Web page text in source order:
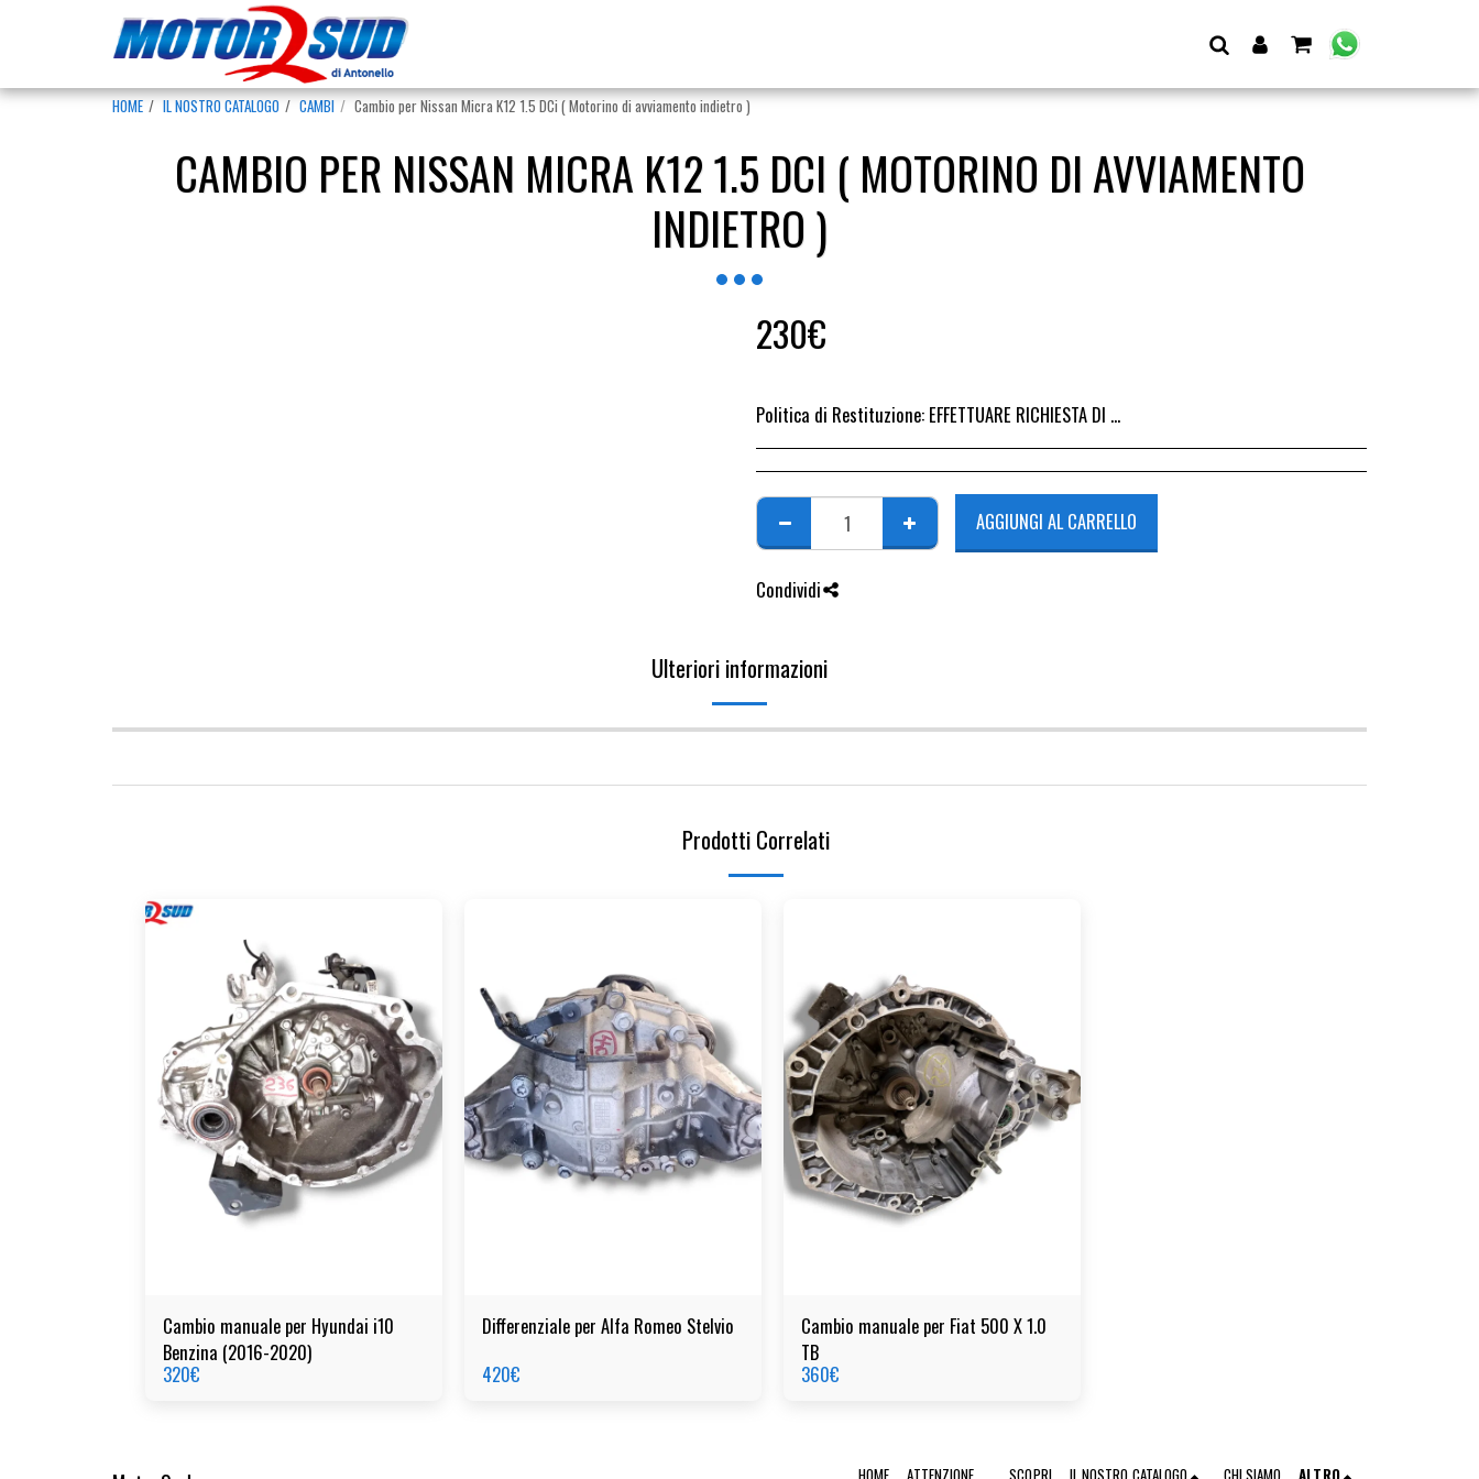
HOME IL NOSTRO CATALOGO CAMBI Cambio per Nissan Micra K12 1.5 DCi ( Motorino di avviamento indietro )
CAMBIO PER NISSAN MICRA K12 1.5 DCI ( MOTORINO DI AVVIAMENTO
INDIETRO )
230€
Politica di Restituzione: EFFETTUARE RICHIESTA DI RESO ENTRO 14 GIORNI DALL&#039;ACQUISTO DEL RICAMBIO, IL RIMBORSO VIENE EMESSO ALLA CONSEGNA DEL RICAMBIO IN SEDE.
AGGIUNGI AL CARRELLO
Condividi
Ulteriori informazioni
Prodotti Correlati
Cambio manuale per Hyundai i10
Benzina (2016-2020)
320€
Differenziale per Alfa Romeo Stelvio
420€
Cambio manuale per Fiat 500 X 1.0
TB
360€
HOME ATTENZIONE SCOPRI IL NOSTRO CATALOGO CHI SIAMO ALTRO